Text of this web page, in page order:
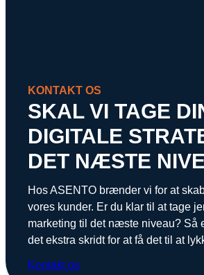
KONTAKT OS
SKAL VI TAGE
DIGITALE
DET NÆSTE
Hos ASENTO brænder vi for at
vores kunder. Er du klar til at tage
marketing til det næste niveau? Så
det ekstra skridt for at få det til at
Kontakt os